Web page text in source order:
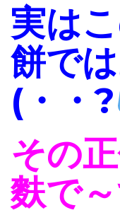
実は
餅で
(・・?
その
麩で